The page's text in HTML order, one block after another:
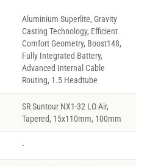
Aluminium Superlite, Gravity
Casting Technology, Efficient
Comfort Geometry, Boost148,
Fully Integrated Battery,
Advanced Internal Cable
Routing, 1.5 Headtube
SR Suntour NX1-32 LO Air,
Tapered, 15x110mm, 100mm
-